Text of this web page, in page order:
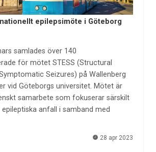
epilepsimöte i Göteborg
samlades över 140
för mötet STESS (Structural
Seizures) på Wallenberg
vid Göteborgs universitet. Mötet är
samarbete som fokuserar särskilt
anfall i samband med
28 apr 2023